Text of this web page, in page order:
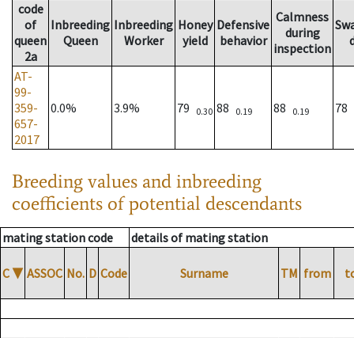
code
of
queen
2a
Inbreeding
Queen
Inbreeding
Worker
Honey
yield
Defensive
behavior
Calmness
during
inspection
AT-
99-
359-
657-
2017
0.0% 3.9% 79 0.30 88 0.19 88 0.19 78
Breeding values and inbreeding
coefficients of potential descendants
mating station code details of mating station
C ▼ ASSOC No. D Code Surname TM from